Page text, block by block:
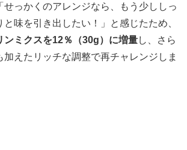
せっかくのアレンジなら、もう少ししっ
味を引き出したい！」と感じたため、
ンミクスを12％（30g）に増量し、さら
加えたリッチな調整で再チャレンジしま